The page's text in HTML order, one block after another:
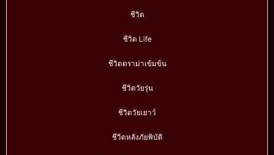
ชีวิต
ชีวิต Life
ชีวิตดราม่าเข้มข้น
ชีวิตวัยรุ่น
ชีวิตวัยเยาว์
ชีวิตหลังภัยพิบัติ